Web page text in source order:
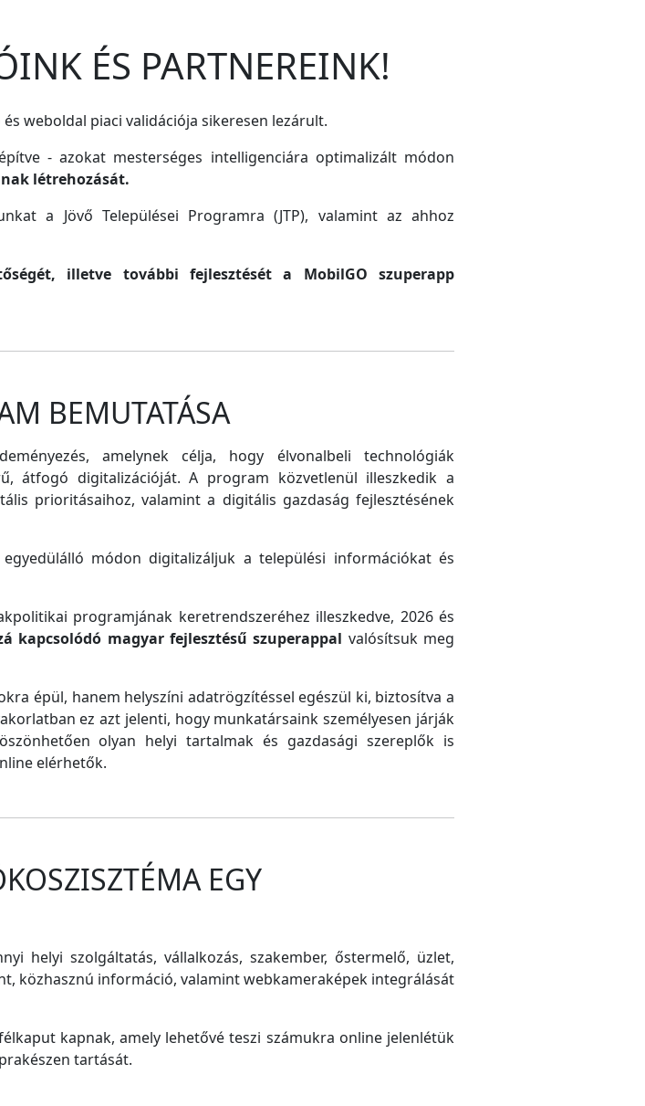
ÉS PARTNEREINK!
weboldal piaci validációja sikeresen lezárult.
- azokat mesterséges intelligenciára optimalizált módon
létrehozását.
a Jövő Települései Programra (JTP), valamint az ahhoz
illetve további fejlesztését a MobilGO szuperapp
BEMUTATÁSA
amelynek célja, hogy élvonalbeli technológiák
átfogó digitalizációját. A program közvetlenül illeszkedik a
prioritásaihoz, valamint a digitális gazdaság fejlesztésének
módon digitalizáljuk a települési információkat és
programjának keretrendszeréhez illeszkedve, 2026 és
kapcsolódó magyar fejlesztésű szuperappal valósítsuk meg
épül, hanem helyszíni adatrögzítéssel egészül ki, biztosítva a
ez azt jelenti, hogy munkatársaink személyesen járják
olyan helyi tartalmak és gazdasági szereplők is
elérhetők.
EGY
helyi szolgáltatás, vállalkozás, szakember, őstermelő, üzlet,
közhasznú információ, valamint webkameraképek integrálását
kapnak, amely lehetővé teszi számukra online jelenlétük
tartását.